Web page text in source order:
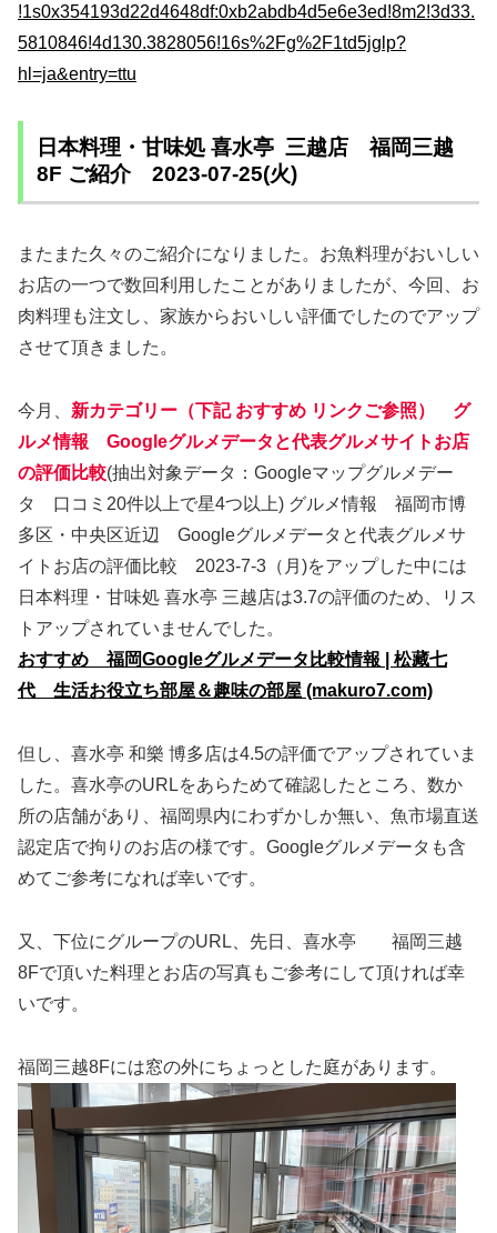
!1s0x354193d22d4648df:0xb2abdb4d5e6e3ed!8m2!3d33.
5810846!4d130.3828056!16s%2Fg%2F1td5jglp?
hl=ja&entry=ttu
日本料理・甘味処 喜水亭 三越店 福岡三越
8F ご紹介 2023-07-25(火)
またまた久々のご紹介になりました。お魚料理がおいしい
お店の一つで数回利用したことがありましたが、今回、お
肉料理も注文し、家族からおいしい評価でしたのでアップ
させて頂きました。
今月、 新カテゴリー（下記 おすすめ リンクご参照） グ
ルメ情報 Googleグルメデータと代表グルメサイトお店
の評価比較(抽出対象データ：Googleマップグルメデー
タ 口コミ20件以上で星4つ以上) グルメ情報 福岡市博
多区・中央区近辺 Googleグルメデータと代表グルメサ
イトお店の評価比較 2023-7-3（月)をアップした中には
日本料理・甘味処 喜水亭 三越店は3.7の評価のため、リス
トアップされていませんでした。
おすすめ 福岡Googleグルメデータ比較情報 | 松藏七
代 生活お役立ち部屋＆趣味の部屋 (makuro7.com)
但し、喜水亭 和樂 博多店は4.5の評価でアップされていま
した。喜水亭のURLをあらためて確認したところ、数か
所の店舗があり、福岡県内にわずかしか無い、魚市場直送
認定店で拘りのお店の様です。Googleグルメデータも含
めてご参考になれば幸いです。
又、下位にグループのURL、先日、喜水亭 福岡三越
8Fで頂いた料理とお店の写真もご参考にして頂ければ幸
いです。
福岡三越8Fには窓の外にちょっとした庭があります。